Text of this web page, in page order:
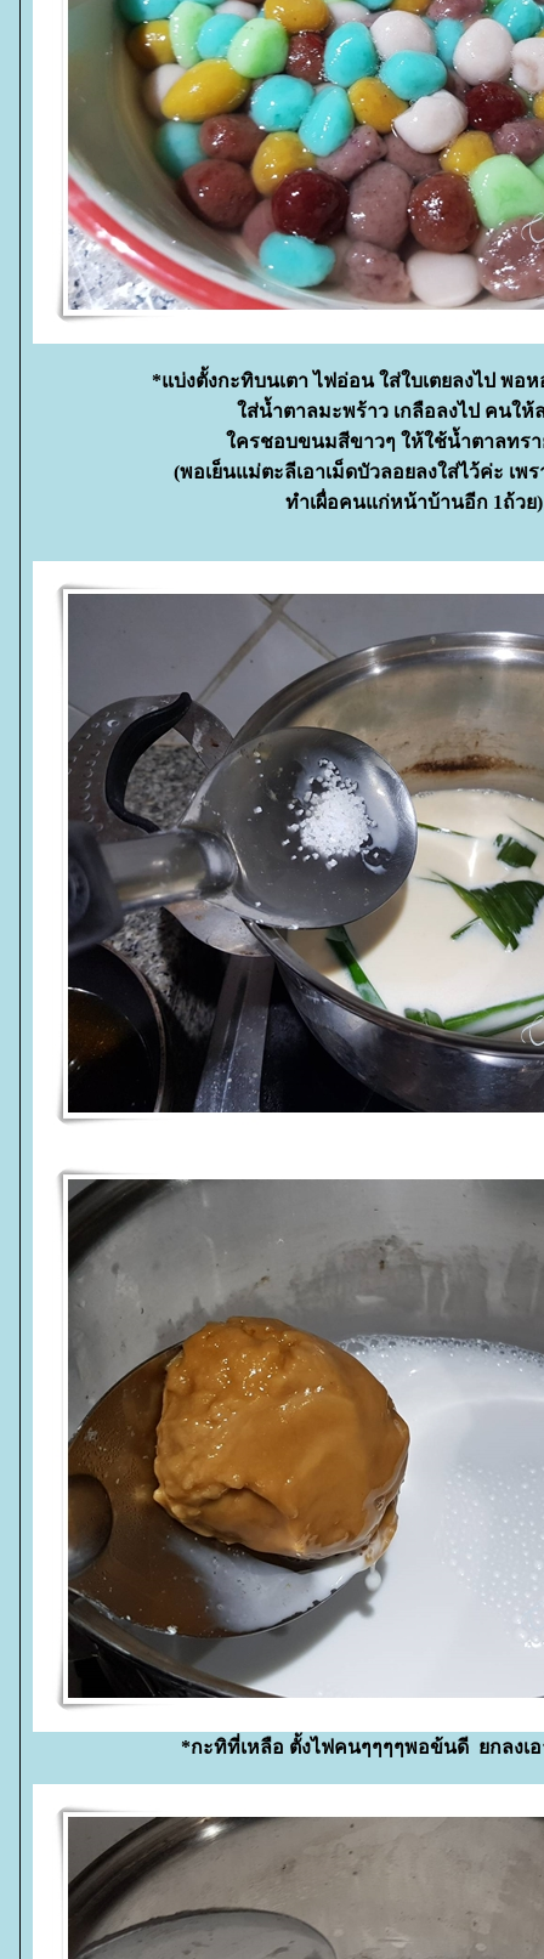
*แบ่งตั้งกะทิบนเตา ไฟอ่อน ใส่ใบเตยลงไป พอ
ส่น้ำตาลมะพร้าว เกลือลงไป คนใ
ครชอบขนมสีขาวๆ ให้ใช้น้ำตาลทร
(พอเย็นแม่ตะลีเอาเม็ดบัวลอยลงใส่ไว้ค่ะ เพ
ทำเผื่อคนแก่หน้าบ้านอีก 1ถ้วย)
*กะทิที่เหลือ ตั้งไฟคนๆๆๆๆพอข้นดี ยกลงเ